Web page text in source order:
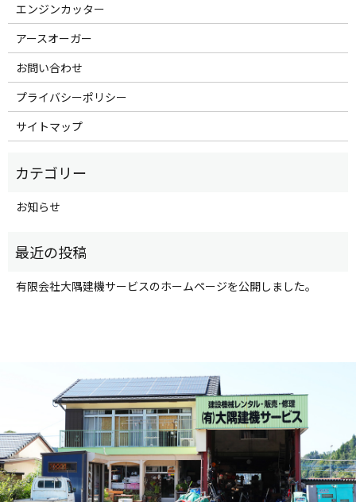
エンジンカッター
アースオーガー
お問い合わせ
プライバシーポリシー
サイトマップ
お知らせ
有限会社大隅建機サービスのホームページを公開しました。